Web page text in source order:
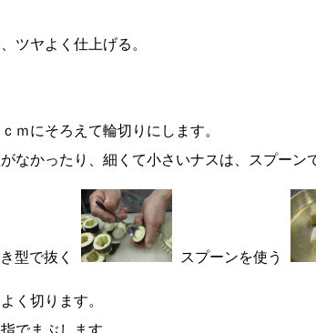
ツヤよく仕上げる。
ｍにそろえて輪切りにします。
なかったり、細くて小さいナスは、スプーン
型で抜く スプーンを使う
く切ります。
でまぶします。